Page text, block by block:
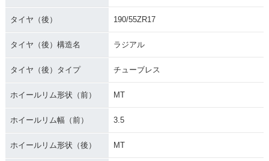
タイヤ（後） 190/55ZR17
タイヤ（後）構造名 ラジアル
タイヤ（後）タイプ チューブレス
ホイールリム形状（前） MT
ホイールリム幅（前） 3.5
ホイールリム形状（後） MT